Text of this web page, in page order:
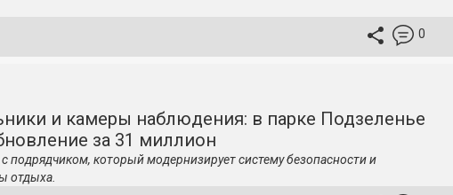
0
и камеры наблюдения: в парке Подзеленье
за 31 миллион
подрядчиком, который модернизирует систему безопасности и
отдыха.